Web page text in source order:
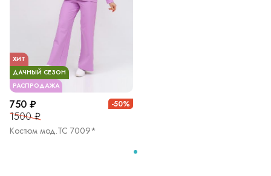
ДАЧНЫЙ СЕЗОН
РАСПРОДАЖА
ХИТ
750 ₽
1500 ₽
-50%
Костюм мод.ТС 7009*